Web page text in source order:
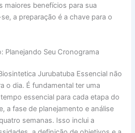
maiores benefícios para sua
a preparação é a chave para o
Planejando Seu Cronograma
Jurubatuba Essencial não
o dia. É fundamental ter uma
essencial para cada etapa do
a fase de planejamento e análise
semanas. Isso inclui a